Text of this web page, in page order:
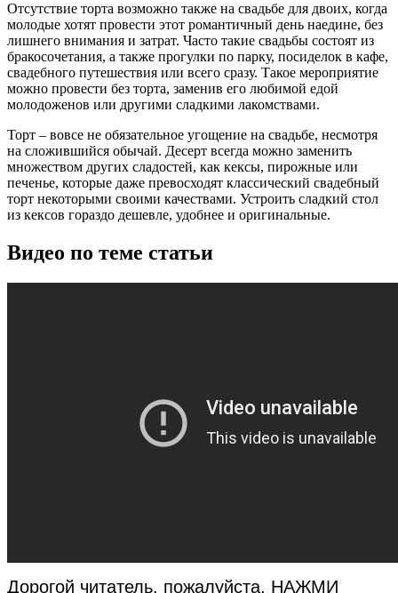
Отсутствие торта возможно также на свадьбе для двоих, когда
молодые хотят провести этот романтичный день наедине, без
лишнего внимания и затрат. Часто такие свадьбы состоят из
бракосочетания, а также прогулки по парку, посиделок в кафе,
свадебного путешествия или всего сразу. Такое мероприятие
можно провести без торта, заменив его любимой едой
молодоженов или другими сладкими лакомствами.
Торт – вовсе не обязательное угощение на свадьбе, несмотря
на сложившийся обычай. Десерт всегда можно заменить
множеством других сладостей, как кексы, пирожные или
печенье, которые даже превосходят классический свадебный
торт некоторыми своими качествами. Устроить сладкий стол
из кексов гораздо дешевле, удобнее и оригинальные.
Видео по теме статьи
Дорогой читатель, пожалуйста, НАЖМИ